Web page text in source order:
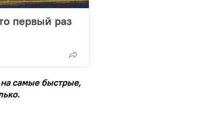
первый раз
самые быстрые,